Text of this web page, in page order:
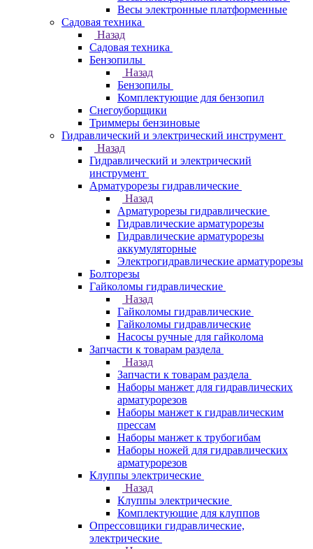
Весы электронные платформенные
Садовая техника
Назад
Садовая техника
Бензопилы
Назад
Бензопилы
Комплектующие для бензопил
Снегоуборщики
Триммеры бензиновые
Гидравлический и электрический инструмент
Назад
Гидравлический и электрический
инструмент
Арматурорезы гидравлические
Назад
Арматурорезы гидравлические
Гидравлические арматурорезы
Гидравлические арматурорезы
аккумуляторные
Электрогидравлические арматурорезы
Болторезы
Гайколомы гидравлические
Назад
Гайколомы гидравлические
Гайколомы гидравлические
Насосы ручные для гайколома
Запчасти к товарам раздела
Назад
Запчасти к товарам раздела
Наборы манжет для гидравлических
арматурорезов
Наборы манжет к гидравлическим
прессам
Наборы манжет к трубогибам
Наборы ножей для гидравлических
арматурорезов
Клуппы электрические
Назад
Клуппы электрические
Комплектующие для клуппов
Опрессовщики гидравлические,
электрические